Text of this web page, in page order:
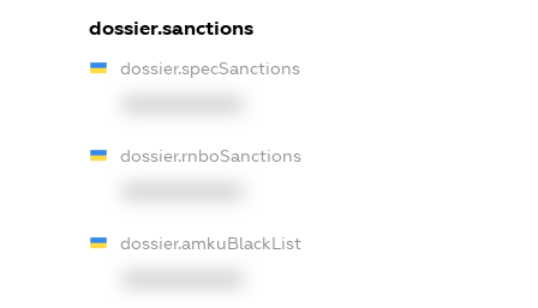
dossier.sanctions
dossier.specSanctions
dossier.rnboSanctions
dossier.amkuBlackList